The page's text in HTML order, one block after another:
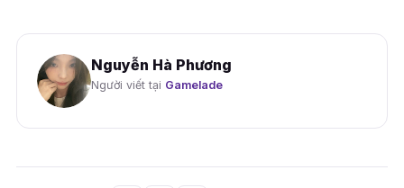
Nguyễn Hà Phương
Người viết tại Gamelade